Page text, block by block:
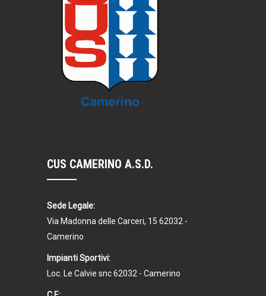
CUS CAMERINO A.S.D.
Sede Legale:
Via Madonna delle Carceri, 15 62032 -
Camerino
Impianti Sportivi:
Loc. Le Calvie snc 62032 - Camerino